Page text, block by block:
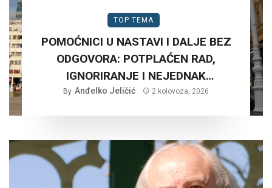
TOP TEMA
POMOĆNICI U NASTAVI I DALJE BEZ
ODGOVORA: POTPLAĆEN RAD,
IGNORIRANJE I NEJEDNAK
TRETMAN…
By Anđelko Jeličić 2 kolovoza, 2026